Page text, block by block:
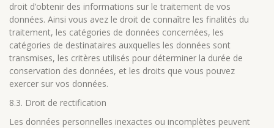
droit d’obtenir des informations sur le traitement de vos
données. Ainsi vous avez le droit de connaître les finalités du
traitement, les catégories de données concernées, les
catégories de destinataires auxquelles les données sont
transmises, les critères utilisés pour déterminer la durée de
conservation des données, et les droits que vous pouvez
exercer sur vos données.
8.3. Droit de rectification
Les données personnelles inexactes ou incomplètes peuvent